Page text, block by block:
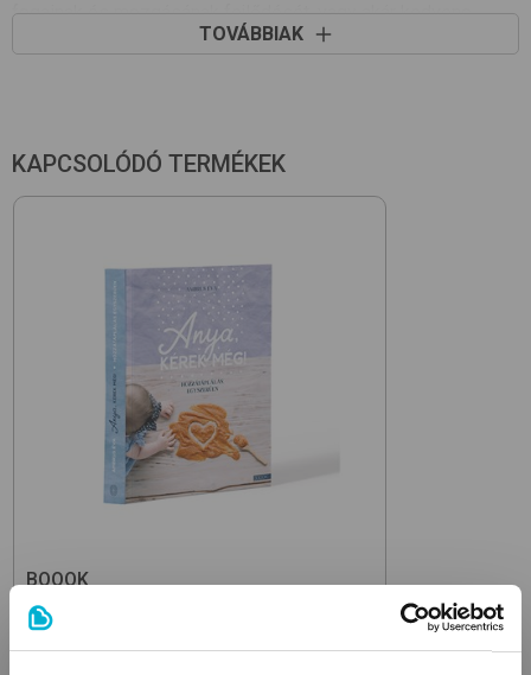
fogainak és mozgásának fejlődését, vagy akár kedvenc
gyermekreceptjeidet is lejegyezheted.
TOVÁBBIAK
KAPCSOLÓDÓ TERMÉKEK
BOOOK
Anya, Kérek Még!
5 490